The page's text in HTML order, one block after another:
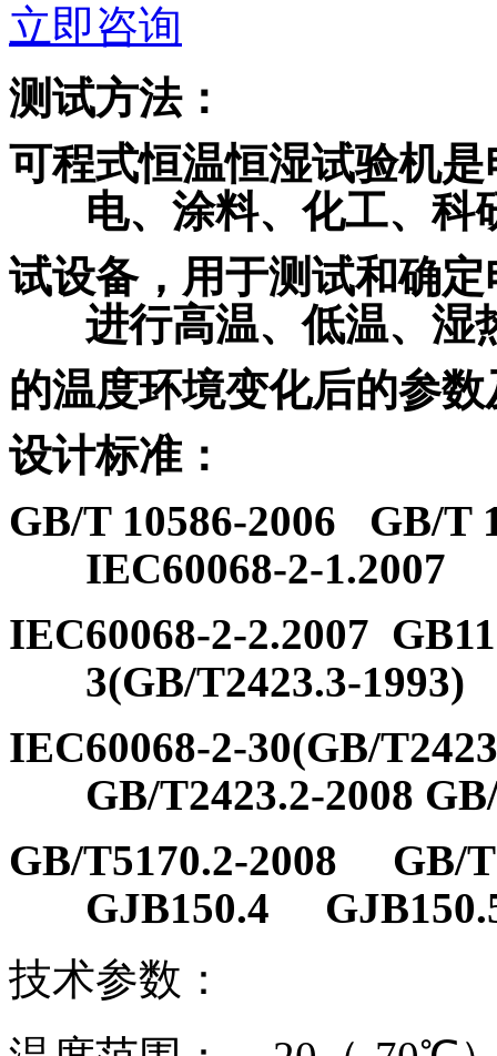
立即咨询
测试方法：
可程式恒温恒湿试验机
电、涂料、化工、科
试设备，用于测试和确
进行高温、低温、湿
的温度环境变化后的参
设计标准：
GB/T 10586-2006
GB/T
IEC60068-2-1.2007
IEC60068-2-2.2007
3(GB/T2423.3-1993)
IEC60068-2-30(GB/
GB/T2423.2-2008
GB/T5170.2-2008 GB/
GJB150.4
技术参数：